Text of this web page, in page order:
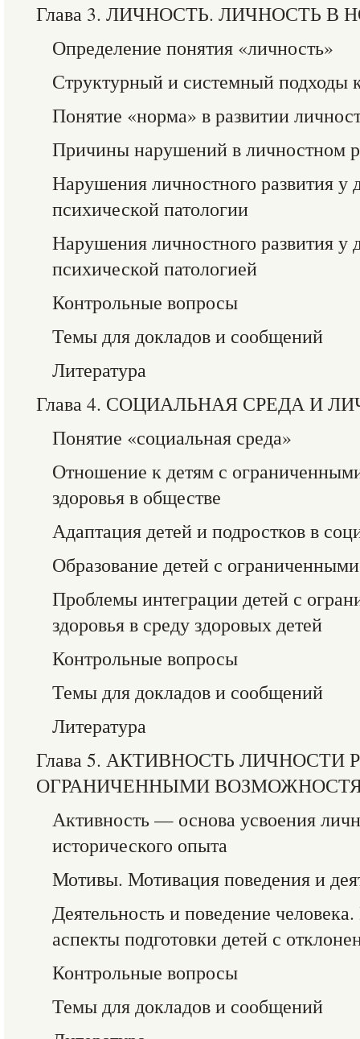
Глава 3. ЛИЧНОСТЬ. ЛИЧНОСТЬ В
Определение понятия «личность»
Структурный и системный подходы
Понятие «норма» в развитии
Причины нарушений в личностном
Нарушения личностного развития у
психической патологии
Нарушения личностного развития у
психической патологией
Контрольные вопросы
Темы для докладов и сообщений
Литература
Глава 4. СОЦИАЛЬНАЯ СРЕДА И
Понятие «социальная среда»
Отношение к детям с
здоровья в обществе
Адаптация детей и подростков в
Образование детей с
Проблемы интеграции детей с
здоровья в среду здоровых детей
Контрольные вопросы
Темы для докладов и сообщений
Литература
Глава 5. АКТИВНОСТЬ ЛИЧНОСТИ
ОГРАНИЧЕННЫМИ
Активность — основа усвоения
исторического опыта
Мотивы. Мотивация поведения и
Деятельность и поведение
аспекты подготовки детей с
Контрольные вопросы
Темы для докладов и сообщений